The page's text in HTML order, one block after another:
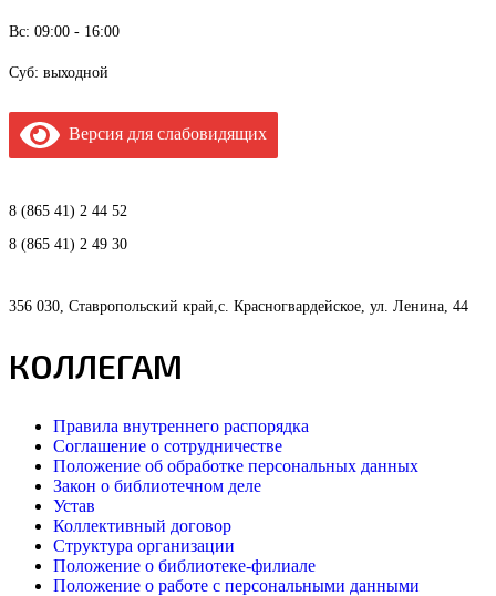
Вс: 09:00 - 16:00
Суб: выходной
Версия для слабовидящих
8 (865 41) 2 44 52
8 (865 41) 2 49 30
356 030, Ставропольский край,с. Красногвардейское, ул. Ленина, 44
КОЛЛЕГАМ
Правила внутреннего распорядка
Соглашение о сотрудничестве
Положение об обработке персональных данных
Закон о библиотечном деле
Устав
Коллективный договор
Структура организации
Положение о библиотеке-филиале
Положение о работе с персональными данными